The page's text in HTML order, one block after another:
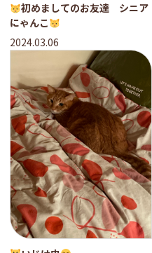
初めましてのお友達 シニア
にゃんこ
2024.03.06